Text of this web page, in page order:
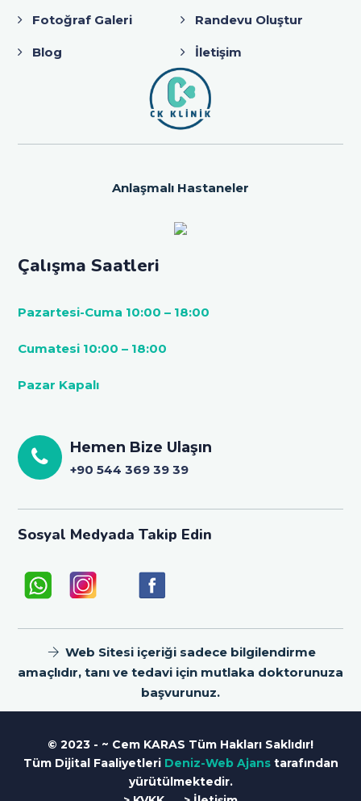
Fotoğraf Galeri Randevu Oluştur
Blog İletişim
Anlaşmalı Hastaneler
Çalışma Saatleri
Pazartesi-Cuma 10:00 – 18:00
Cumatesi 10:00 – 18:00
Pazar Kapalı
Hemen Bize Ulaşın
+90 544 369 39 39
Sosyal Medyada Takip Edin
Web Sitesi içeriği sadece bilgilendirme
amaçlıdır, tanı ve tedavi için mutlaka doktorunuza
başvurunuz.
© 2023 - ~ Cem KARAS Tüm Hakları Saklıdır!
Tüm Dijital Faaliyetleri Deniz-Web Ajanstarafından
yürütülmektedir.